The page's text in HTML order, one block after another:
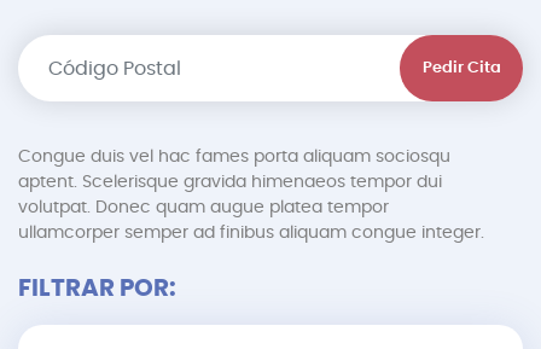
Pedir Cita
Congue duis vel hac fames porta aliquam sociosqu
aptent. Scelerisque gravida himenaeos tempor dui
volutpat. Donec quam augue platea tempor
ullamcorper semper ad finibus aliquam congue integer.
FILTRAR POR: